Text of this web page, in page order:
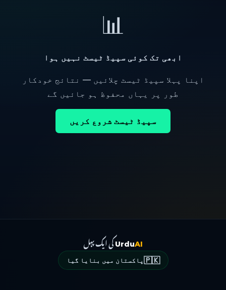
📊
ابھی تک کوئی سپیڈ ٹیسٹ نہیں ہوا
اپنا پہلا سپیڈ ٹیسٹ چلائیں — نتائج خودکار
طور پر یہاں محفوظ ہو جائیں گے
سپیڈ ٹیسٹ شروع کریں
UrduAI کی ایک پہل
🇵🇰 پاکستان میں بنایا گیا